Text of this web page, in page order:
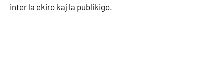
inter la ekiro kaj la publikigo.